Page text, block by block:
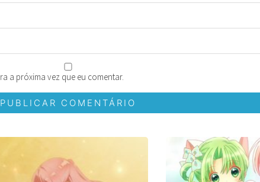
a próxima vez que eu comentar.